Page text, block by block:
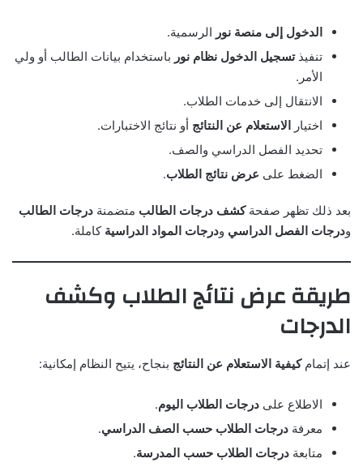
الدخول إلى منصة نور الرسمية.
تنفيذتسجيل الدخول نظام نور باستخدام بيانات الطالب أو ولي
الأمر.
الانتقال إلى خدمات الطلاب.
اختيار الاستعلام عن النتائج أو نتائج الاختبارات.
تحديد الفصل الدراسي والصف.
الضغط على عرض نتائج الطلاب.
بعد ذلك تظهر صفحةكشف درجات الطالب متضمنة درجات الطالب
ودرجات الفصل الدراسي ودرجات المواد الدراسية كاملة.
طريقة عرض نتائج الطلاب وكشف
الدرجات
عند إتمامكيفية الاستعلام عن النتائج بنجاح، يتيح النظام إمكانية:
الاطلاع على درجات الطلاب اليوم.
معرفة درجات الطلاب حسب الصف الدراسي.
متابعة درجات الطلاب حسب المدرسة.